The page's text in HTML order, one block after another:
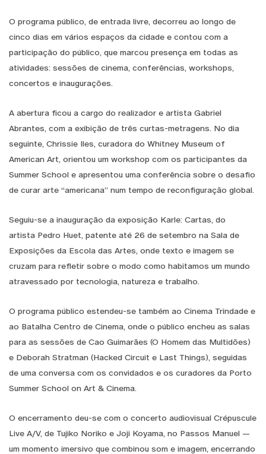
O programa público, de entrada livre, decorreu ao longo de
cinco dias em vários espaços da cidade e contou com a
participação do público, que marcou presença em todas as
atividades: sessões de cinema, conferências, workshops,
concertos e inaugurações.
A abertura ficou a cargo do realizador e artista Gabriel
Abrantes, com a exibição de três curtas-metragens. No dia
seguinte, Chrissie Iles, curadora do Whitney Museum of
American Art, orientou um workshop com os participantes da
Summer School e apresentou uma conferência sobre o desafio
de curar arte “americana” num tempo de reconfiguração global.
Seguiu-se a inauguração da exposição Karle: Cartas, do
artista Pedro Huet, patente até 26 de setembro na Sala de
Exposições da Escola das Artes, onde texto e imagem se
cruzam para refletir sobre o modo como habitamos um mundo
atravessado por tecnologia, natureza e trabalho.
O programa público estendeu-se também ao Cinema Trindade e
ao Batalha Centro de Cinema, onde o público encheu as salas
para as sessões de Cao Guimarães (O Homem das Multidões)
e Deborah Stratman (Hacked Circuit e Last Things), seguidas
de uma conversa com os convidados e os curadores da Porto
Summer School on Art & Cinema.
O encerramento deu-se com o concerto audiovisual Crépuscule
Live A/V, de Tujiko Noriko e Joji Koyama, no Passos Manuel —
um momento imersivo que combinou som e imagem, encerrando